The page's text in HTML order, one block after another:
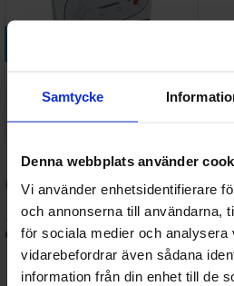
Samtycke
Denna webbplats använder
Vi använder enhetsidentifierare
och annonserna till användarna,
för sociala medier och analysera
vidarebefordrar även sådana
information från din enhet till de
348 SEK
Coola prylar
gizmos -
nytt på